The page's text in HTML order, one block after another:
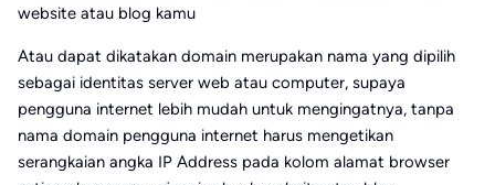
website atau blog kamu
Atau dapat dikatakan domain merupakan nama yang dipilih
sebagai identitas server web atau computer, supaya
pengguna internet lebih mudah untuk mengingatnya, tanpa
nama domain pengguna internet harus mengetikan
serangkaian angka IP Address pada kolom alamat browser